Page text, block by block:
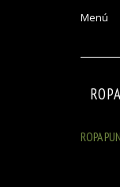
Menú
ROPA